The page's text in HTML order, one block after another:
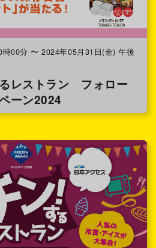
00分 〜 2024年05月31日(金) 午後
レストラン フォロー
ーン2024